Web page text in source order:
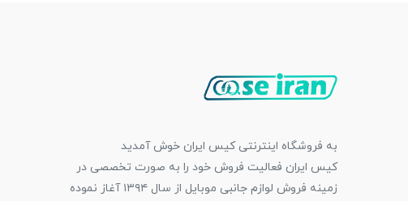
به فروشگاه اینترنتی کیس ایران خوش آمدید
کیس ایران فعالیت فروش خود را به صورت تخصصی در
زمینه فروش لوازم جانبی موبایل از سال ۱۳۹۴ آغاز نموده